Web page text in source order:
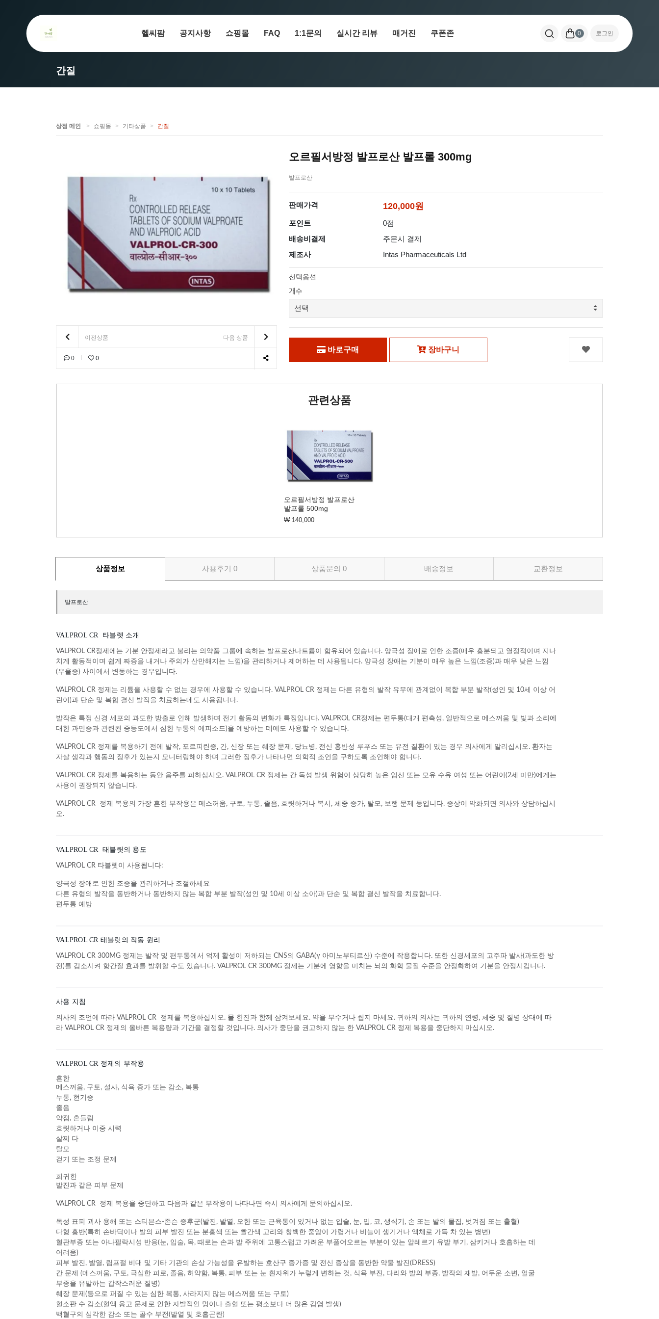
헬씨팜 공지사항 쇼핑몰 FAQ 1:1문의 실시간 리뷰 매거진 쿠폰존 0 로그인
간질
상점 메인 쇼핑몰 기타상품 간질
이전상품 다음 상품
0 0
오르필서방정 발프로산 발프롤 300mg
발프로산
판매가격 120,000원
포인트
0점
배송비결제
주문시 결제
제조사
Intas Pharmaceuticals Ltd
선택옵션
개수
바로구매 장바구니
관련상품
오르필서방정 발프로산
발프롤 500mg
₩ 140,000
상품정보 사용후기0 상품문의0 배송정보 교환정보
발프로산
VALPROL CR 타블렛 소개
VALPROL CR정제에는 기분 안정제라고 불리는 의약품 그룹에 속하는 발프로산나트륨이 함유되어 있습니다. 양극성 장애로 인한 조증(매우 흥분되고 열정적이며 지나
치게 활동적이며 쉽게 짜증을 내거나 주의가 산만해지는 느낌)을 관리하거나 제어하는 ​​데 사용됩니다. 양극성 장애는 기분이 매우 높은 느낌(조증)과 매우 낮은 느낌
(우울증) 사이에서 변동하는 경우입니다.
VALPROL CR 정제는 리튬을 사용할 수 없는 경우에 사용할 수 있습니다. VALPROL CR 정제는 다른 유형의 발작 유무에 관계없이 복합 부분 발작(성인 및 10세 이상 어
린이)과 단순 및 복합 결신 발작을 치료하는데도 사용됩니다.
발작은 특정 신경 세포의 과도한 방출로 인해 발생하며 전기 활동의 변화가 특징입니다. VALPROL CR정제는 편두통(대개 편측성, 일반적으로 메스꺼움 및 빛과 소리에
대한 과민증과 관련된 중등도에서 심한 두통의 에피소드)을 예방하는 데에도 사용할 수 있습니다.
VALPROL CR 정제를 복용하기 전에 발작, 포르피린증, 간, 신장 또는 췌장 문제, 당뇨병, 전신 홍반성 루푸스 또는 유전 질환이 있는 경우 의사에게 알리십시오. 환자는
자살 생각과 행동의 징후가 있는지 모니터링해야 하며 그러한 징후가 나타나면 의학적 조언을 구하도록 조언해야 합니다.
VALPROL CR 정제를 복용하는 동안 음주를 피하십시오. VALPROL CR 정제는 간 독성 발생 위험이 상당히 높은 임신 또는 모유 수유 여성 또는 어린이(2세 미만)에게는
사용이 권장되지 않습니다.
VALPROL CR 정제 복용의 가장 흔한 부작용은 메스꺼움, 구토, 두통, 졸음, 흐릿하거나 복시, 체중 증가, 탈모, 보행 문제 등입니다. 증상이 악화되면 의사와 상담하십시
오.
VALPROL CR 태블릿의 용도
VALPROL CR 타블렛이 사용됩니다:
양극성 장애로 인한 조증을 관리하거나 조절하세요
다른 유형의 발작을 동반하거나 동반하지 않는 복합 부분 발작(성인 및 10세 이상 소아)과 단순 및 복합 결신 발작을 치료합니다.
편두통 예방
VALPROL CR 태블릿의 작동 원리
VALPROL CR 300MG 정제는 발작 및 편두통에서 억제 활성이 저하되는 CNS의 GABA(γ 아미노부티르산) 수준에 작용합니다. 또한 신경세포의 고주파 발사(과도한 방
전)를 감소시켜 항간질 효과를 발휘할 수도 있습니다. VALPROL CR 300MG 정제는 기분에 영향을 미치는 뇌의 화학 물질 수준을 안정화하여 기분을 안정시킵니다.
사용 지침
의사의 조언에 따라 VALPROL CR 정제를 복용하십시오. 물 한잔과 함께 삼켜보세요. 약을 부수거나 씹지 마세요. 귀하의 의사는 귀하의 연령, 체중 및 질병 상태에 따
라 VALPROL CR 정제의 올바른 복용량과 기간을 결정할 것입니다. 의사가 중단을 권고하지 않는 한 VALPROL CR 정제 복용을 중단하지 마십시오.
VALPROL CR 정제의 부작용
흔한
메스꺼움, 구토, 설사, 식욕 증가 또는 감소, 복통
두통, 현기증
졸음
약점, 흔들림
흐릿하거나 이중 시력
살찌 다
탈모
걷기 또는 조정 문제
희귀한
발진과 같은 피부 문제
VALPROL CR 정제 복용을 중단하고 다음과 같은 부작용이 나타나면 즉시 의사에게 문의하십시오.
독성 표피 괴사 용해 또는 스티븐스-존슨 증후군(발진, 발열, 오한 또는 근육통이 있거나 없는 입술, 눈, 입, 코, 생식기, 손 또는 발의 물집, 벗겨짐 또는 출혈)
다형 홍반(특히 손바닥이나 발의 피부 발진 또는 분홍색 또는 빨간색 고리와 창백한 중앙이 가렵거나 비늘이 생기거나 액체로 가득 차 있는 병변)
혈관부종 또는 아나필락시성 반응(눈, 입술, 목, 때로는 손과 발 주위에 고통스럽고 가려운 부풀어오르는 부분이 있는 알레르기 유발 부기, 삼키거나 호흡하는 데
어려움)
피부 발진, 발열, 림프절 비대 및 기타 기관의 손상 가능성을 유발하는 호산구 증가증 및 전신 증상을 동반한 약물 발진(DRESS)
간 문제 (메스꺼움, 구토, 극심한 피로, 졸음, 허약함, 복통, 피부 또는 눈 흰자위가 누렇게 변하는 것, 식욕 부진, 다리와 발의 부종, 발작의 재발, 어두운 소변, 얼굴
부종을 유발하는 갑작스러운 질병)
췌장 문제(등으로 퍼질 수 있는 심한 복통, 사라지지 않는 메스꺼움 또는 구토)
혈소판 수 감소(혈액 응고 문제로 인한 자발적인 멍이나 출혈 또는 평소보다 더 많은 감염 발생)
백혈구의 심각한 감소 또는 골수 부전(발열 및 호흡곤란)